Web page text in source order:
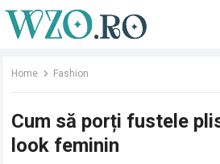
Home Fashion
Cum să porți fustele
look feminin